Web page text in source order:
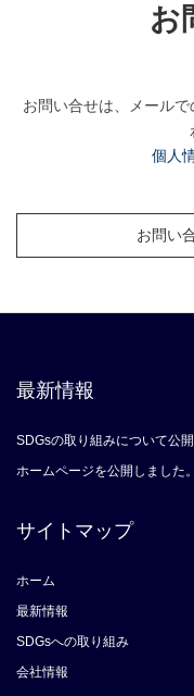
お
お問い合せは、メール
個人
お問い
最新情報
SDGsの取り組みについて公
ホームページを公開しました。
サイトマップ
ホーム
最新情報
SDGsへの取り組み
会社情報